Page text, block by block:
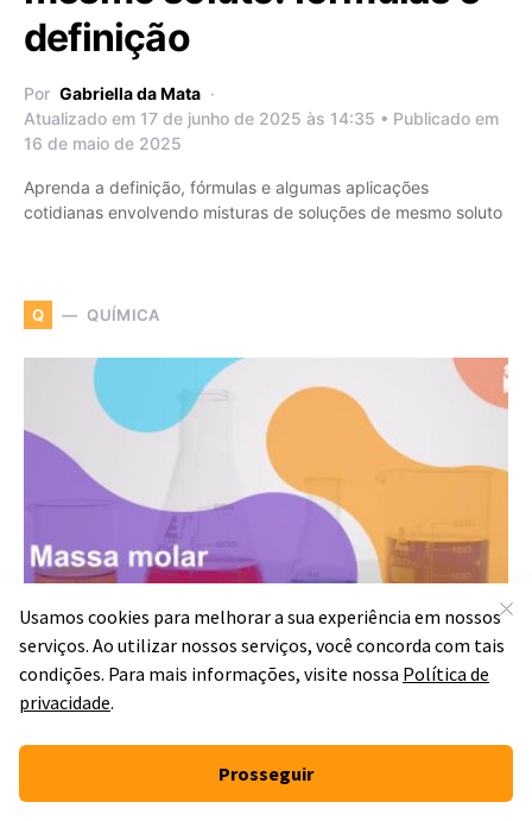
definição
Por Gabriella da Mata
Atualizado em 17 de junho de 2025 às 14:35 • Publicado em
16 de maio de 2025
Aprenda a definição, fórmulas e algumas aplicações
cotidianas envolvendo misturas de soluções de mesmo soluto
Q QUÍMICA
Massa molar: o que é,
número de mol, como
calcular e questões